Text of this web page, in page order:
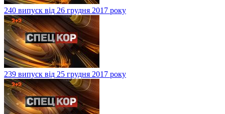
240 випуск від 26 грудня 2017 року
239 випуск від 25 грудня 2017 року